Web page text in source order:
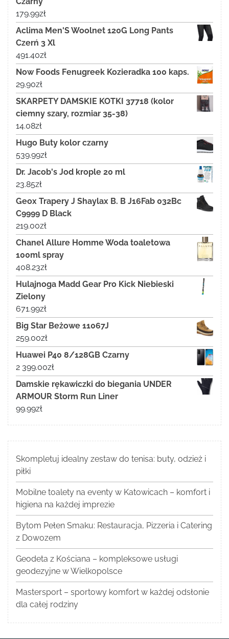
179.99zł
Aclima Men'S Woolnet 120G Long Pants
Czerń 3 Xl
491.40zł
Now Foods Fenugreek Kozieradka 100 kaps.
29.90zł
SKARPETY DAMSKIE KOTKI 37718 (kolor
ciemny szary, rozmiar 35-38)
14.08zł
Hugo Buty kolor czarny
539.99zł
Dr. Jacob's Jod krople 20 ml
23.85zł
Geox Trapery J Shaylax B. B J16Fab 032Bc
C9999 D Black
219.00zł
Chanel Allure Homme Woda toaletowa
100ml spray
408.23zł
Hulajnoga Madd Gear Pro Kick Niebieski
Zielony
671.99zł
Big Star Beżowe 11067J
259.00zł
Huawei P40 8/128GB Czarny
2 399.00zł
Damskie rękawiczki do biegania UNDER
ARMOUR Storm Run Liner
99.99zł
Skompletuj idealny zestaw do tenisa: buty, odzież i
piłki
Mobilne toalety na eventy w Katowicach – komfort i
higiena na każdej imprezie
Bytom Pełen Smaku: Restauracja, Pizzeria i Catering
z Dowozem
Geodeta z Kościana – kompleksowe usługi
geodezyjne w Wielkopolsce
Mastersport – sportowy komfort w każdej odsłonie
dla całej rodziny